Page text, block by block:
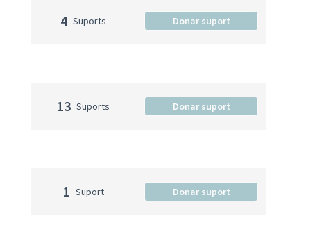
4 Suports Donar suport
13 Suports Donar suport
1 Suport Donar suport